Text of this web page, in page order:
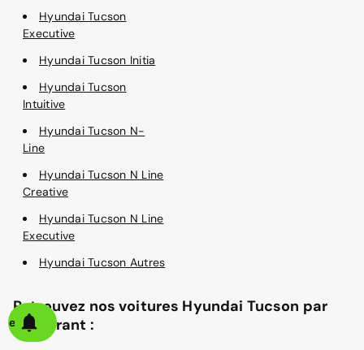
Hyundai Tucson
Executive
Hyundai Tucson Initia
Hyundai Tucson
Intuitive
Hyundai Tucson N-
Line
Hyundai Tucson N Line
Creative
Hyundai Tucson N Line
Executive
Hyundai Tucson Autres
Retrouvez nos voitures Hyundai Tucson par
carburant :